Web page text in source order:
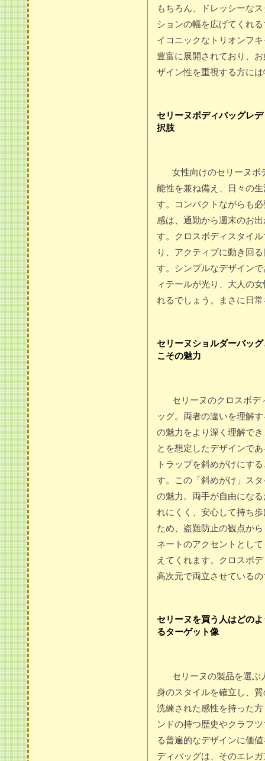
もちろん、ドレッシーな
ションの幅を広げてくれ
イコニックなトリオンフ
豊富に展開されており、
ザイン性を重視する方に
セリーヌボディバッグレ
択肢
女性向けのセリーヌボ
能性を兼ね備え、日々の
す。コンパクトながらも
感は、通勤から週末のお
す。クロスボディスタイ
り、アクティブに動き回
す。シンプルなデザイン
ィテールが光り、大人の
れるでしょう。まさに日
セリーヌショルダーバッ
こその魅力
セリーヌのクロスボデ
ッグ。両者の違いを理解
の魅力をより深く理解で
とを想定したデザインで
トラップを斜めがけにす
す。この「斜めがけ」ス
の魅力。両手が自由にな
れにくく、安心して持ち
ため、盗難防止の観点か
ネートのアクセントとし
えてくれます。クロスボ
高次元で両立させている
セリーヌを買う人はどの
るターゲット像
セリーヌの製品を選ぶ
身のスタイルを確立し、
洗練された感性を持った
ンドの持つ歴史やクラフ
る普遍的なデザインに価
ディバッグは、そのエレ